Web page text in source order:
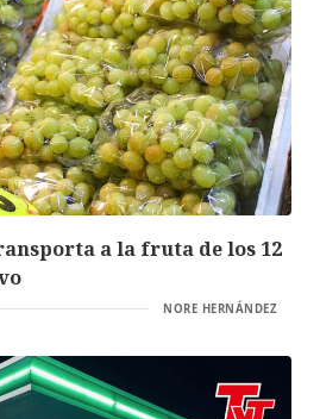
a la fruta de los 12
NORE HERNÁNDEZ